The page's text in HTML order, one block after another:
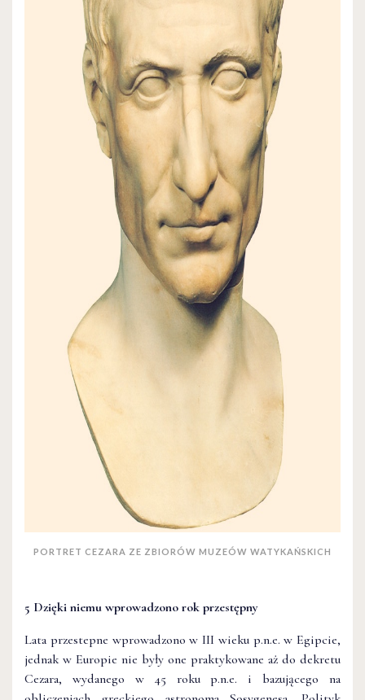
PORTRET CEZARA ZE ZBIORÓW MUZEÓW WATYKAŃSKICH
5 Dzięki niemu wprowadzono rok przestępny
Lata przestepne wprowadzono w III wieku p.n.e. w Egipcie,
jednak w Europie nie były one praktykowane aż do dekretu
Cezara, wydanego w 45 roku p.n.e. i bazującego na